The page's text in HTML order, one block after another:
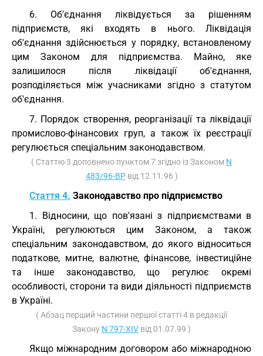
6. Об'єднання ліквідується за рішенням
підприємств, які входять в нього. Ліквідація
об'єднання здійснюється у порядку, встановленому
цим Законом для підприємства. Майно, яке
залишилося після ліквідації об'єднання,
розподіляється між учасниками згідно з статутом
об'єднання.
7. Порядок створення, реорганізації та ліквідації
промислово-фінансових груп, а також їх реєстрації
регулюється спеціальним законодавством.
( Статтю 3 доповнено пунктом 7 згідно із Законом N
483/96-ВРвід 12.11.96 )
Стаття 4. Законодавство про підприємство
1. Відносини, що пов'язані з підприємствами в
Україні, регулюються цим Законом, а також
спеціальним законодавством, до якого відноситься
податкове, митне, валютне, фінансове, інвестиційне
та інше законодавство, що регулює окремі
особливості, сторони та види діяльності підприємств
в Україні.
( Абзац перший частини першої статті 4 в редакції
Закону N 797-XIV від 01.07.99 )
Якщо міжнародним договором або міжнародною